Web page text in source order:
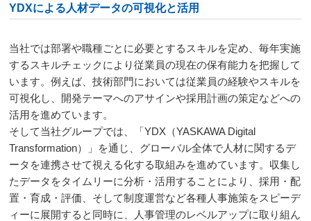
YDXによる人材データの可視化と活用
当社では部署や職種ごとに必要とするスキルを定め、毎年実施
するスキルチェックにより従業員の現在の保有能力を把握して
います。例えば、技術部門においては従業員の経験やスキルを
可視化し、開発テーマへのアサインや採用計画の策定などへの
活用を進めています。
そして当社グループでは、「YDX（YASKAWA Digital
Transformation）」を通じ、グローバル全体で人材に関するデ
ータを連携させて視える化する取組みを進めています。収集し
たデータをタイムリーに分析・活用することにより、採用・配
置・育成・評価、そして制度運営など各種人事施策をスピーデ
ィーに展開すると同時に、人事管理のレベルアップに取り組ん